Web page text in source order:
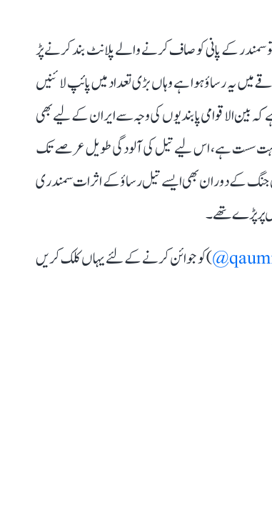
سمندر کے پانی کو صاف کرنے والے پلانٹ بند کرنے پڑ
میں یہ رساؤ ہوا ہے وہاں بڑی تعداد میں پائپ لائنیں
کہ بین الاقوامی پابندیوں کی وجہ سے ایران کے لیے بھی
بہت سست ہے، اس لیے تیل کی آلودگی طویل عرصے تک
جنگ کے دوران بھی ایسے تیل رساؤ کے اثرات سمندری
پر پڑے تھے۔
) کو جوائن کرنے کے لئے یہاں کلک کریں